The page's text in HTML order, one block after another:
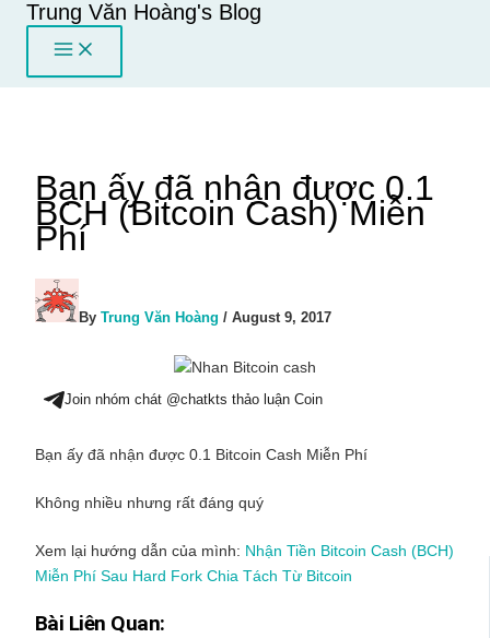
SkipTrung Văn Hoàng's Blog
Bạn ấy đã nhận được 0.1
BCH (Bitcoin Cash) Miễn
Phí
By Trung Văn Hoàng / August 9, 2017
Join nhóm chát @chatkts thảo luận Coin
Bạn ấy đã nhận được 0.1 Bitcoin Cash Miễn Phí
Không nhiều nhưng rất đáng quý
Xem lại hướng dẫn của mình: Nhận Tiền Bitcoin Cash (BCH)
Miễn Phí Sau Hard Fork Chia Tách Từ Bitcoin
Bài Liên Quan: